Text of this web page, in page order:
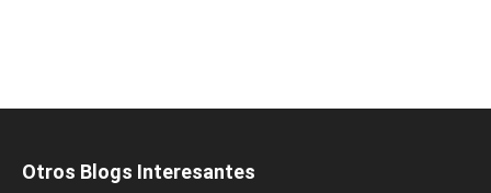
Otros Blogs Interesantes